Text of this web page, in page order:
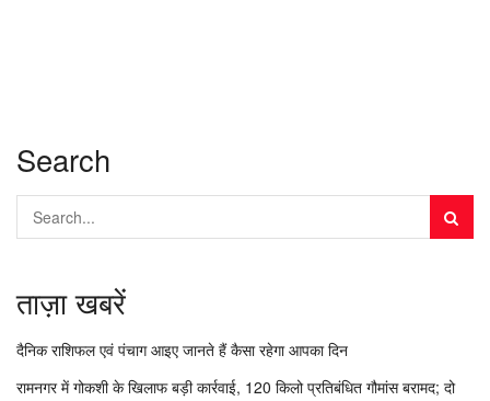
Search
ताज़ा खबरें
दैनिक राशिफल एवं पंचाग आइए जानते हैं कैसा रहेगा आपका दिन
रामनगर में गोकशी के खिलाफ बड़ी कार्रवाई, 120 किलो प्रतिबंधित गौमांस बरामद; दो